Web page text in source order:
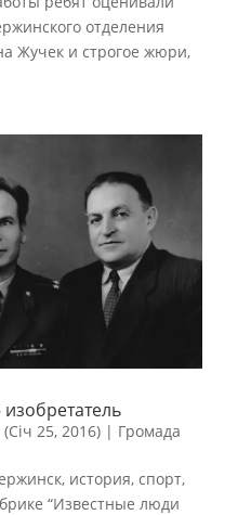
отделения
Жучек и строгое жюри,
25, 2016)| Громада
история, спорт,
“Известные люди